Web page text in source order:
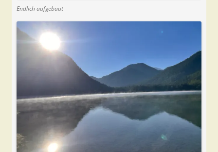
Endlich aufgebaut